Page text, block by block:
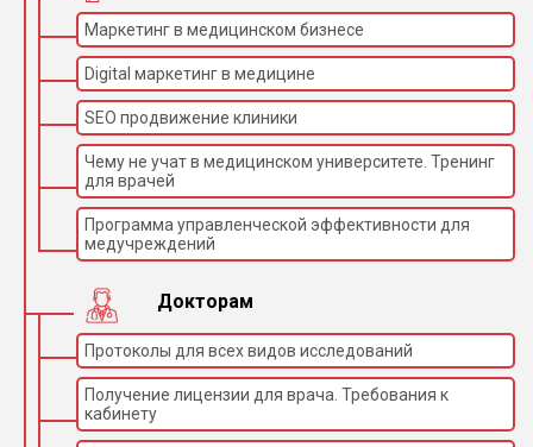
Маркетинг в медицинском бизнесе
Digital маркетинг в медицине
SEO продвижение клиники
Чему не учат в медицинском университете. Тренинг
для врачей
Программа управленческой эффективности для
медучреждений
Докторам
Протоколы для всех видов исследований
Получение лицензии для врача. Требования к
кабинету